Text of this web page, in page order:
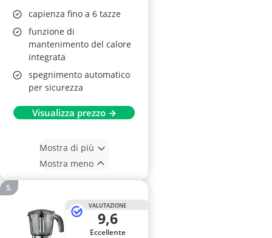
capienza fino a 6 tazze
funzione di
mantenimento del calore
integrata
spegnimento automatico
per sicurezza
Visualizza prezzo →
Mostra di più
Mostra meno
VALUTAZIONE
9,6
Eccellente